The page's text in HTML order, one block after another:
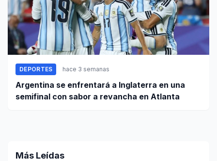
DEPORTES hace 3 semanas
Argentina se enfrentará a Inglaterra en una
semifinal con sabor a revancha en Atlanta
Más Leídas